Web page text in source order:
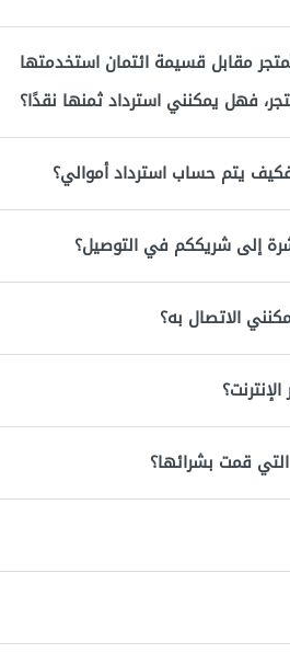
مقابل قسيمة ائتمان استخدمتها
فهل يمكنني استرداد ثمنها نقدًا؟
يتم حساب استرداد أموالي؟
إلى شريككم في التوصيل؟
الاتصال به؟
قمت بشرائها؟